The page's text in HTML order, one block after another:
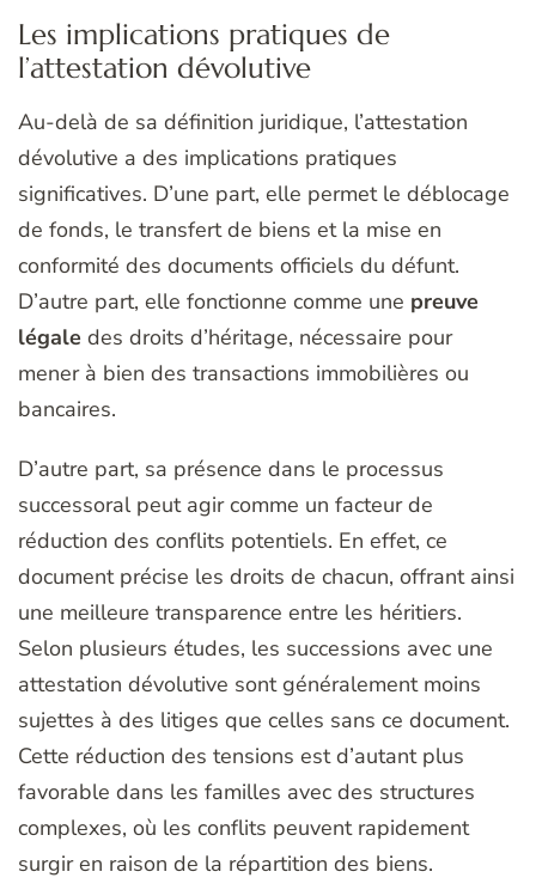
Les implications pratiques de
l’attestation dévolutive
Au-delà de sa définition juridique, l’attestation
dévolutive a des implications pratiques
significatives. D’une part, elle permet le déblocage
de fonds, le transfert de biens et la mise en
conformité des documents officiels du défunt.
D’autre part, elle fonctionne comme une preuve
légale des droits d’héritage, nécessaire pour
mener à bien des transactions immobilières ou
bancaires.
D’autre part, sa présence dans le processus
successoral peut agir comme un facteur de
réduction des conflits potentiels. En effet, ce
document précise les droits de chacun, offrant ainsi
une meilleure transparence entre les héritiers.
Selon plusieurs études, les successions avec une
attestation dévolutive sont généralement moins
sujettes à des litiges que celles sans ce document.
Cette réduction des tensions est d’autant plus
favorable dans les familles avec des structures
complexes, où les conflits peuvent rapidement
surgir en raison de la répartition des biens.